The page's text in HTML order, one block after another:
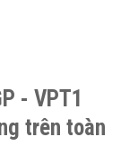
- VPT1
trên toàn